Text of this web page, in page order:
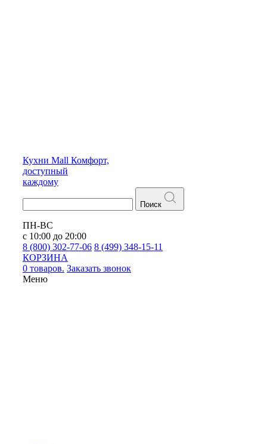
Кухни Mall Комфорт,
доступный
каждому
Поиск
ПН-ВС
с 10:00 до 20:00
8 (800) 302-77-06 8 (499) 348-15-11
КОРЗИНА
0 товаров. Заказать звонок
Меню